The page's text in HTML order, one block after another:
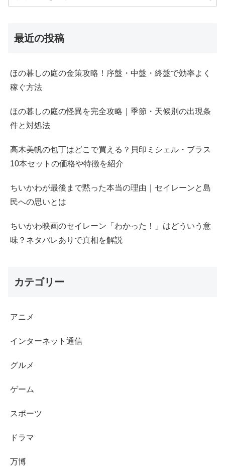
最近の投稿
ほの暮しの庭の金策攻略！序盤・中盤・終盤で効率よく
稼ぐ方法
ほの暮しの庭の怪異を完全攻略｜季節・天候別の出現条
件と対処法
高木美帆の包丁はどこで買える？貝印ミシェル・ブラス
10本セットの価格や特徴を紹介
ちいかわが最後まで黙った本当の理由｜セイレーンと島
民への思いとは
ちいかわ映画のセイレーン「わかった！」はどういう意
味？ネタバレありで真相を解説
カテゴリー
アニメ
インターネット通信
グルメ
ゲーム
スポーツ
ドラマ
万博